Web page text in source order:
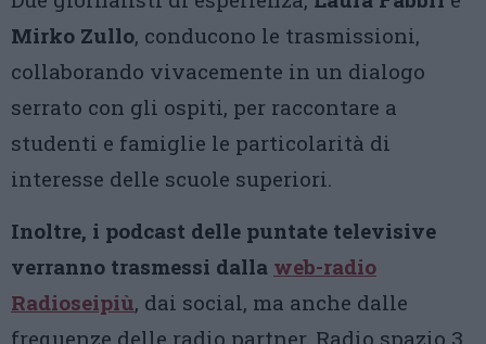
Mirko Zullo, conducono le trasmissioni,
collaborando vivacemente in un dialogo
serrato con gli ospiti, per raccontare a
studenti e famiglie le particolarità di
interesse delle scuole superiori.
Inoltre, i podcast delle puntate televisive
verranno trasmessi dalla web-radio
Radioseipiù, dai social, ma anche dalle
frequenze delle radio partner, Radio spazio 3